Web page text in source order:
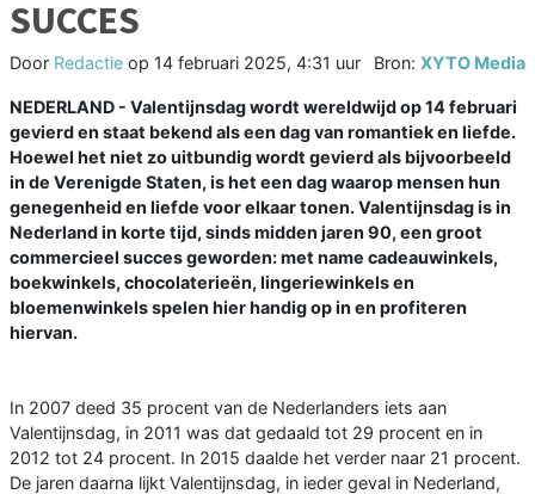
SUCCES
Door Redactie op 14 februari 2025, 4:31 uur Bron: XYTO Media
NEDERLAND - Valentijnsdag wordt wereldwijd op 14 februari
gevierd en staat bekend als een dag van romantiek en liefde.
Hoewel het niet zo uitbundig wordt gevierd als bijvoorbeeld
in de Verenigde Staten, is het een dag waarop mensen hun
genegenheid en liefde voor elkaar tonen. Valentijnsdag is in
Nederland in korte tijd, sinds midden jaren 90, een groot
commercieel succes geworden: met name cadeauwinkels,
boekwinkels, chocolaterieën, lingeriewinkels en
bloemenwinkels spelen hier handig op in en profiteren
hiervan.
In 2007 deed 35 procent van de Nederlanders iets aan
Valentijnsdag, in 2011 was dat gedaald tot 29 procent en in
2012 tot 24 procent. In 2015 daalde het verder naar 21 procent.
De jaren daarna lijkt Valentijnsdag, in ieder geval in Nederland,